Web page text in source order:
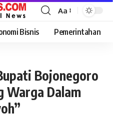
Aa
Bisnis Pemerintahan
Bojonegoro
Warga Dalam